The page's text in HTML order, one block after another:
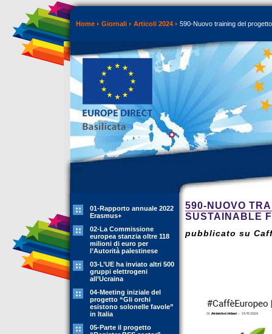
Home Giornali Articoli 2024 590-Nuovo training del
01-Rapporto annuale 2022
Erasmus+
02-La Commissione
europea stanzia oltre 118
milioni di euro per
l’Autorità palestinese
03-L’UE ha inviato altri 500
gruppi elettrogeni
all’Ucraina
04-Meeting iniziale del
progetto “Gli orchi
esistono solonelle favole”
in Italia
05-Parte il progetto
590-NUOVO
SUSTAINABLE
pubblicato su